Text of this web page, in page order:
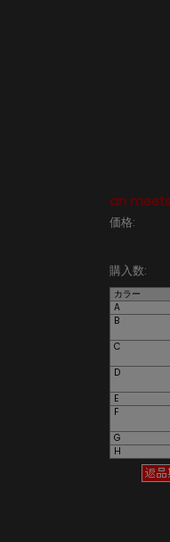
an meets
価格:
購入数:
カラー
A
B
C
D
E
F
G
H